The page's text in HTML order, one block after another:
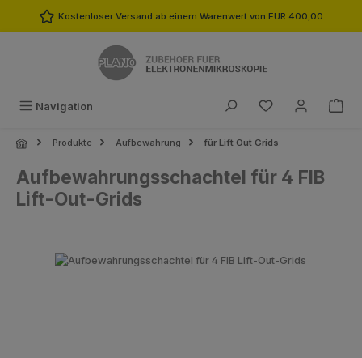
Zum Hauptinhalt springen
Kostenloser Versand ab einem Warenwert von EUR 400,00
Navigation Du hast 0
Produkte Aufbewahrung für Lift Out Grids
Aufbewahrungsschachtel für 4 FIB
Lift-Out-Grids
Bildergalerie überspringen